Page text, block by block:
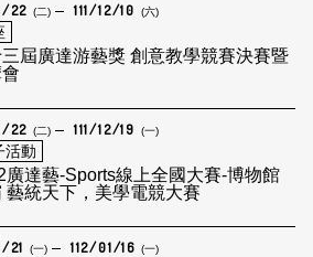
22 (二) 111/12/10 (六)
屆廣達游藝獎 創意教學競賽決賽暨
22 (二) 111/12/19 (一)
活動
廣達藝-Sports線上全國大賽-博物館
藝統天下，美學電競大賽
21 (一) 112/01/16 (一)